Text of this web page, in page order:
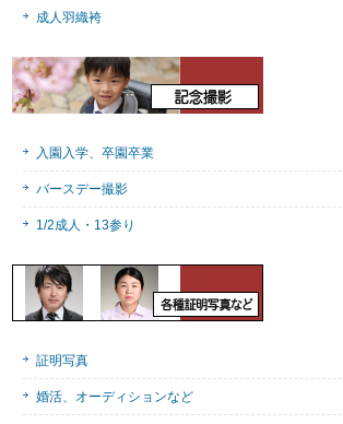
成人羽織袴
入園入学、卒園卒業
バースデー撮影
1/2成人・13参り
証明写真
婚活、オーディションなど